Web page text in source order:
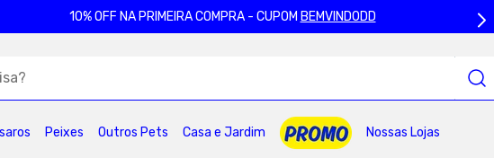
10% OFF NA PRIMEIRA COMPRA - CUPOM BEMVINDODD
Peixes Outros Pets Casa e Jardim Nossas Lojas
tapete higienico